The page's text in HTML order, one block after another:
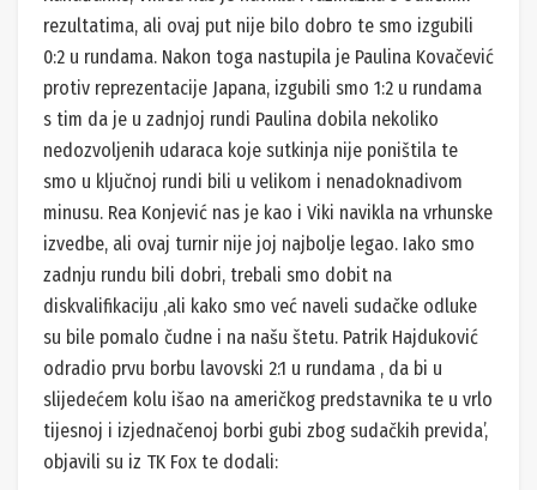
rezultatima, ali ovaj put nije bilo dobro te smo izgubili
0:2 u rundama. Nakon toga nastupila je Paulina Kovačević
protiv reprezentacije Japana, izgubili smo 1:2 u rundama
s tim da je u zadnjoj rundi Paulina dobila nekoliko
nedozvoljenih udaraca koje sutkinja nije poništila te
smo u ključnoj rundi bili u velikom i nenadoknadivom
minusu. Rea Konjević nas je kao i Viki navikla na vrhunske
izvedbe, ali ovaj turnir nije joj najbolje legao. Iako smo
zadnju rundu bili dobri, trebali smo dobit na
diskvalifikaciju ,ali kako smo već naveli sudačke odluke
su bile pomalo čudne i na našu štetu. Patrik Hajduković
odradio prvu borbu lavovski 2:1 u rundama , da bi u
slijedećem kolu išao na američkog predstavnika te u vrlo
tijesnoj i izjednačenoj borbi gubi zbog sudačkih previda’,
objavili su iz TK Fox te dodali: